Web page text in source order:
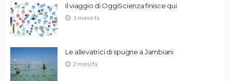
Il viaggio di OggiScienza finisce qui
1 mese fa
Le allevatrici di spugne a Jambiani
2 mesi fa